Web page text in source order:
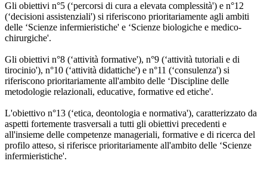
Gli obiettivi n°5 (‘percorsi di cura a elevata complessità') e n°12
(‘decisioni assistenziali') si riferiscono prioritariamente agli ambiti
delle ‘Scienze infermieristiche' e ‘Scienze biologiche e medico-
chirurgiche'.
Gli obiettivi n°8 (‘attività formative'), n°9 (‘attività tutoriali e di
tirocinio'), n°10 (‘attività didattiche') e n°11 (‘consulenza') si
riferiscono prioritariamente all'ambito delle ‘Discipline delle
metodologie relazionali, educative, formative ed etiche'.
L'obiettivo n°13 (‘etica, deontologia e normativa'), caratterizzato da
aspetti fortemente trasversali a tutti gli obiettivi precedenti e
all'insieme delle competenze manageriali, formative e di ricerca del
profilo atteso, si riferisce prioritariamente all'ambito delle ‘Scienze
infermieristiche'.